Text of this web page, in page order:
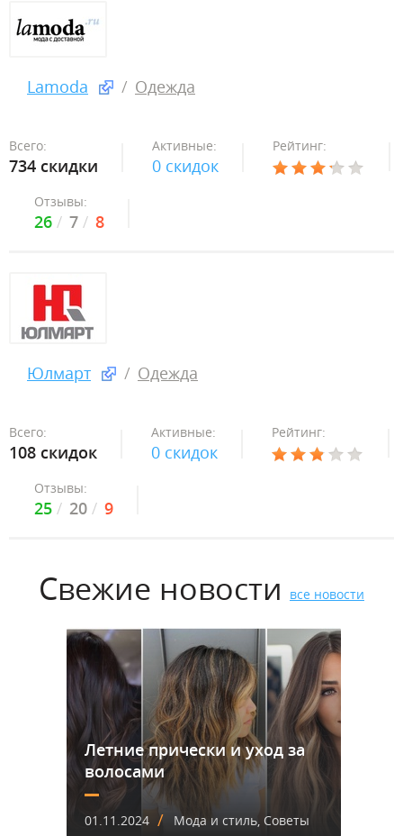
Lamoda Одежда
Всего:
734 скидки
Активные:
0 скидок
Рейтинг:
Отзывы:
26 7 8
Юлмарт Одежда
Всего:
108 скидок
Активные:
0 скидок
Рейтинг:
Отзывы:
25 20 9
Свежие новости все новости
Летние прически и уход за
волосами
01.11.2024 / Мода и стиль, Советы